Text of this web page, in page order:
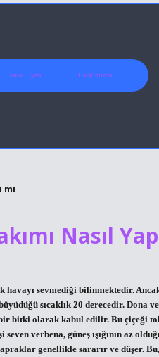
Yasal Uyarı Hakkımızda
Nasıl
havayı sevmediği bilinmektedir.
sıcaklık 20 derecedir. Dona
bitki olarak kabul edilir. Bu çiçeği
seven verbena, güneş ışığının az
genellikle sararır ve düşer.